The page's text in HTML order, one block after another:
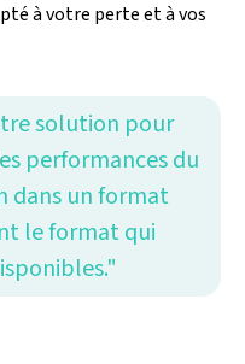
à votre perte et à vos
solution pour
performances du
dans un format
le format qui